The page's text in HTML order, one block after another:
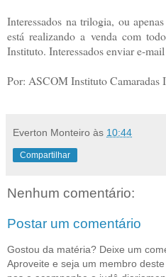
Interessados na trilogia, ou
está realizando a venda com
Instituto. Interessados enviar e-
Por: ASCOM Instituto Camaradas
Everton Monteiro às 10:44
Compartilhar
Nenhum comentário:
Postar um comentário
Gostou da matéria? Deixe um
Aproveite e seja um membro